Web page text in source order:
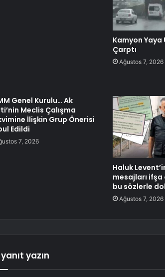
Kamyon
Çarptı
Ağustos 7, 2026
Genel Kurulu… Ak
Meclis Çalışma
İlişkin Grup Önerisi
Edildi
7, 2026
Haluk
mesajları
bu sözlerle
Ağustos 7, 2026
yazın